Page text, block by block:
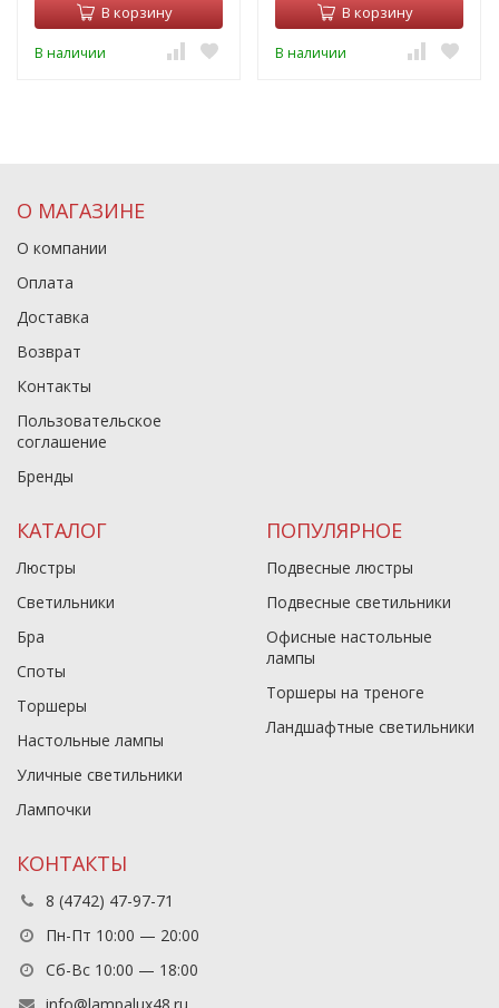
В корзину
В наличии
В корзину
В наличии
О МАГАЗИНЕ
О компании
Оплата
Доставка
Возврат
Контакты
Пользовательское
соглашение
Бренды
КАТАЛОГ
Люстры
Светильники
Бра
Споты
Торшеры
Настольные лампы
Уличные светильники
Лампочки
ПОПУЛЯРНОЕ
Подвесные люстры
Подвесные светильники
Офисные настольные
лампы
Торшеры на треноге
Ландшафтные светильники
КОНТАКТЫ
8 (4742) 47-97-71
Пн-Пт 10:00 — 20:00
Сб-Вс 10:00 — 18:00